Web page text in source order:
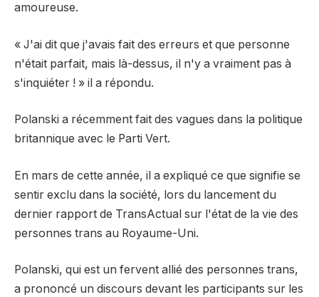
amoureuse.
« J'ai dit que j'avais fait des erreurs et que personne
n'était parfait, mais là-dessus, il n'y a vraiment pas à
s'inquiéter ! » il a répondu.
Polanski a récemment fait des vagues dans la politique
britannique avec le Parti Vert.
En mars de cette année, il a expliqué ce que signifie se
sentir exclu dans la société, lors du lancement du
dernier rapport de TransActual sur l'état de la vie des
personnes trans au Royaume-Uni.
Polanski, qui est un fervent allié des personnes trans,
a prononcé un discours devant les participants sur les